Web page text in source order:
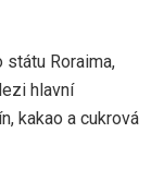
Roraima,
hlavní
kakao a cukrová